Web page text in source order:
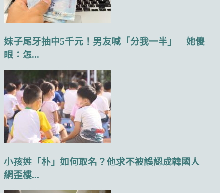
妹子尾牙抽中5千元！男友喊「分我一半」 她傻
眼：怎...
小孩姓「朴」如何取名？他求不被誤認成韓國人
網歪樓...